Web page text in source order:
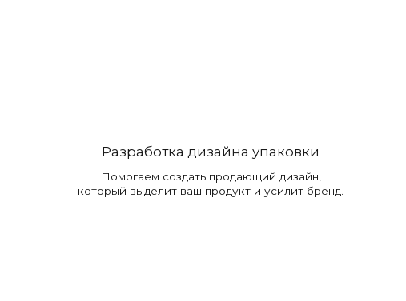
Разработка дизайна упаковки
Помогаем создать продающий дизайн,
который выделит ваш продукт и усилит бренд.